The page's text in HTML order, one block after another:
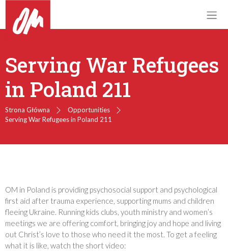
Serving War Refugees
in Poland 211
Strona Główna
Opportunities
Serving War Refugees in Poland 211
OM in Poland is providing psychosocial support and psychological
first aid after trauma experience, supporting mums and children
fleeing Ukraine. Running kids clubs, youth ministry and women’s
meetings we are offering comfort, bringing joy and hope and living
out Christ’s love to those who need it the most. To get a feeling
what it is like, watch the short video: